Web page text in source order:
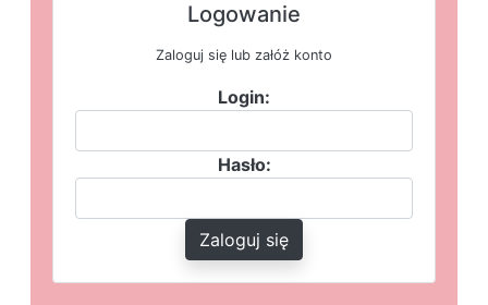
Logowanie
Zaloguj się lub załóż konto
Login:
Hasło:
Zaloguj się